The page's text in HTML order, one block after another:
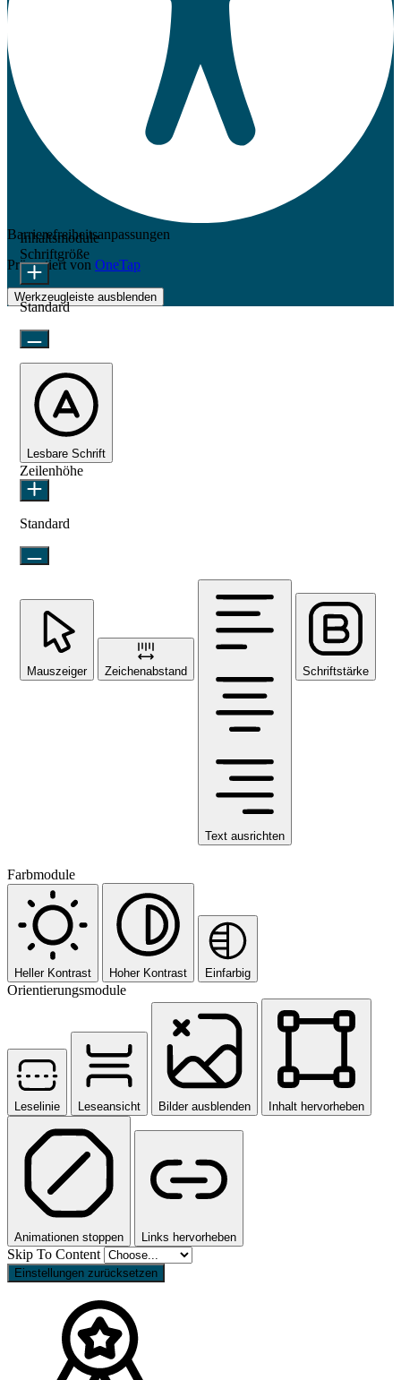
Barrierefreiheitsanpassungen
Präsentiert von OneTap
Werkzeugleiste ausblenden
Inhaltsmodule
Schriftgröße
Standard
Lesbare Schrift
Zeilenhöhe
Standard
Mauszeiger Zeichenabstand
Text ausrichten
Schriftstärke
Farbmodule
Heller Kontrast Hoher Kontrast Einfarbig
Orientierungsmodule
Leselinie Leseansicht Bilder ausblenden Inhalt hervorheben
Animationen stoppen Links hervorheben
Skip To Content
Einstellungen zurücksetzen